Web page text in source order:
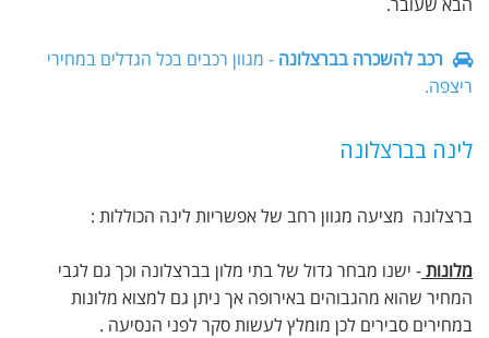
רכב להשכרה בברצלונה - מגוון רכבים בכל הגדלים במחירי
ריצפה.
לינה בברצלונה
ברצלונה מציעה מגוון רחב של אפשריות לינה הכוללות :
מלונות- ישנו מבחר גדול של בתי מלון בברצלונה וכך גם לגבי
המחיר שהוא מהגבוהים באירופה אך ניתן גם למצוא מלונות
במחירים סבירים לכן מומלץ לעשות סקר לפני הנסיעה .